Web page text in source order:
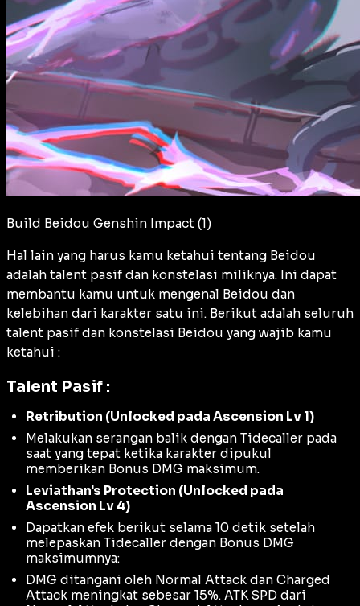
Build Beidou Genshin Impact (1)
Hal lain yang harus kamu ketahui tentang Beidou
adalah talent pasif dan konstelasi miliknya. Ini dapat
membantu kamu untuk mengenal Beidou dan
kelebihan dari karakter satu ini. Berikut adalah seluruh
talent pasif dan konstelasi Beidou yang wajib kamu
ketahui :
Talent Pasif :
Retribution (Unlocked pada Ascension Lv 1)
Melakukan serangan balik dengan Tidecaller pada
saat yang tepat ketika karakter dipukul
memberikan Bonus DMG maksimum.
Leviathan's Protection (Unlocked pada
Ascension Lv 4)
Dapatkan efek berikut selama 10 detik setelah
melepaskan Tidecaller dengan Bonus DMG
maksimumnya:
DMG ditangani oleh Normal Attack dan Charged
Attack meningkat sebesar 15%. ATK SPD dari